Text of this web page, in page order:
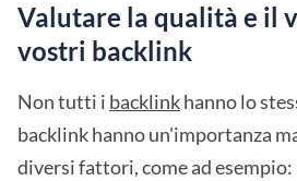
Valutare la qualità e il
vostri backlink
Non tutti i backlinkhanno lo
backlink hanno un'importanza
diversi fattori, come ad esempio: